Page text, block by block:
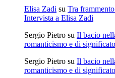
Elisa Zadi su Tra
Intervista a Elisa Zadi
Sergio Pietro su Il bacio
romanticismo e di significato
Sergio Pietro su Il bacio
romanticismo e di significato